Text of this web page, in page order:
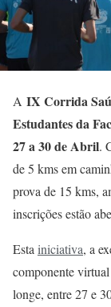
A IX Corrida
Estudantes da
27 a 30 de Abril.
de 5 kms em
prova de 15 kms,
inscrições estão
Esta iniciativa, a
componente
longe, entre 27 e